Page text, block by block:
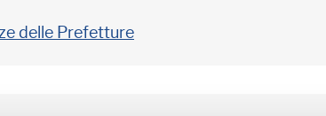
delle Prefetture